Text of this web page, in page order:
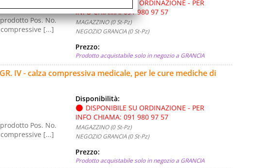
Pos. No.
[...]
DISPONIBILE SU ORDINAZIONE - PER
INFO CHIAMA: 091 980 97 57
MAGAZZINO (0 St-Pz)
NEGOZIO GRANCIA (0 St-Pz)
Prezzo:
Prodotto acquistabile solo in negozio a GRANCIA
IV - calza compressiva medicale, per le cure mediche di
Pos. No.
[...]
Disponibilità:
DISPONIBILE SU ORDINAZIONE - PER
INFO CHIAMA: 091 980 97 57
MAGAZZINO (0 St-Pz)
NEGOZIO GRANCIA (0 St-Pz)
Prezzo:
Prodotto acquistabile solo in negozio a GRANCIA